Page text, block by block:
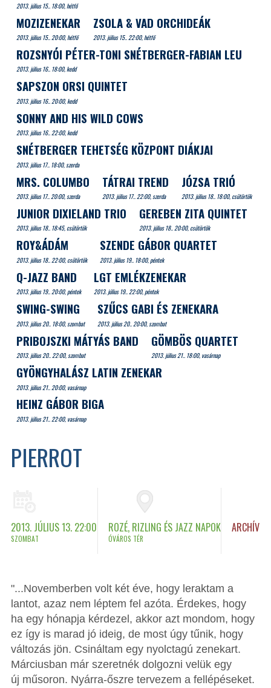
PIERROT
2013. JÚLIUS 13. 22:00
SZOMBAT
ROZÉ, RIZLING ÉS JAZZ NAPOK
ÓVÁROS TÉR
ARCHÍV
"...Novemberben volt két éve, hogy leraktam a
lantot, azaz nem léptem fel azóta. Érdekes, hogy
ha egy hónapja kérdezel, akkor azt mondom, hogy
ez így is marad jó ideig, de most úgy tűnik, hogy
változás jön. Csináltam egy nyolctagú zenekart.
Márciusban már szeretnék dolgozni velük egy
új műsoron. Nyárra-őszre tervezem a fellépéseket.
2013. július 15.. 18:00, hétfő
MOZIZENEKAR
2013. július 15.. 20:00, hétfő
ZSOLA & VAD ORCHIDEÁK
2013. július 15.. 22:00, hétfő
ROZSNYÓI PÉTER-TONI SNÉTBERGER-FABIAN LEU
2013. július 16.. 18:00, kedd
SAPSZON ORSI QUINTET
2013. július 16.. 20:00, kedd
SONNY AND HIS WILD COWS
2013. július 16.. 22:00, kedd
SNÉTBERGER TEHETSÉG KÖZPONT DIÁKJAI
2013. július 17.. 18:00, szerda
MRS. COLUMBO
2013. július 17.. 20:00, szerda
TÁTRAI TREND
2013. július 17.. 22:00, szerda
JÓZSA TRIÓ
2013. július 18.. 18:00, csütörtök
JUNIOR DIXIELAND TRIO
2013. július 18.. 18:45, csütörtök
GEREBEN ZITA QUINTET
2013. július 18.. 20:00, csütörtök
ROY&ÁDÁM
2013. július 18.. 22:00, csütörtök
SZENDE GÁBOR QUARTET
2013. július 19.. 18:00, péntek
Q-JAZZ BAND
2013. július 19.. 20:00, péntek
LGT EMLÉKZENEKAR
2013. július 19.. 22:00, péntek
SWING-SWING
2013. július 20.. 18:00, szombat
SZŰCS GABI ÉS ZENEKARA
2013. július 20.. 20:00, szombat
PRIBOJSZKI MÁTYÁS BAND
2013. július 20.. 22:00, szombat
GÖMBÖS QUARTET
2013. július 21.. 18:00, vasárnap
GYÖNGYHALÁSZ LATIN ZENEKAR
2013. július 21.. 20:00, vasárnap
HEINZ GÁBOR BIGA
2013. július 21.. 22:00, vasárnap